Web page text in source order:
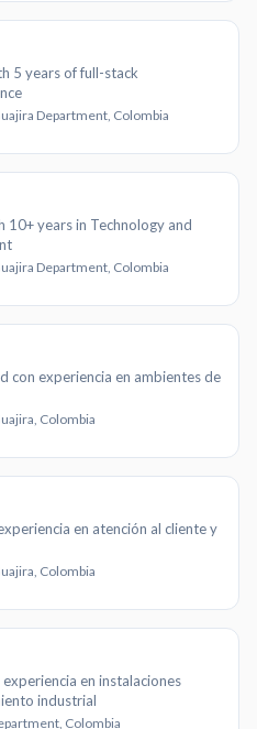
5 years of full-stack
Department, Colombia
10+ years in Technology and
Department, Colombia
con experiencia en ambientes de
Colombia
en atención al cliente y
Colombia
en instalaciones
industrial
Colombia